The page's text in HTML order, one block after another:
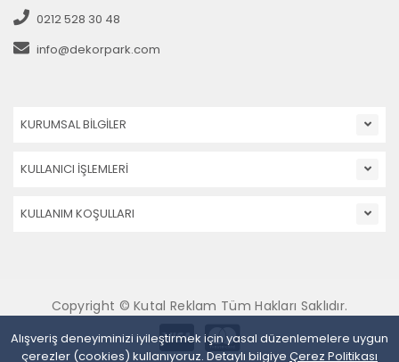
Alışveriş deneyiminizi iyileştirmek için yasal düzenlemelere uygun
çerezler (cookies) kullanıyoruz. Detaylı bilgiye Çerez Politikası
0212 528 30 48
info@dekorpark.com
KURUMSAL BİLGİLER
KULLANICI İŞLEMLERİ
KULLANIM KOŞULLARI
Copyright © Kutal Reklam Tüm Hakları Saklıdır.